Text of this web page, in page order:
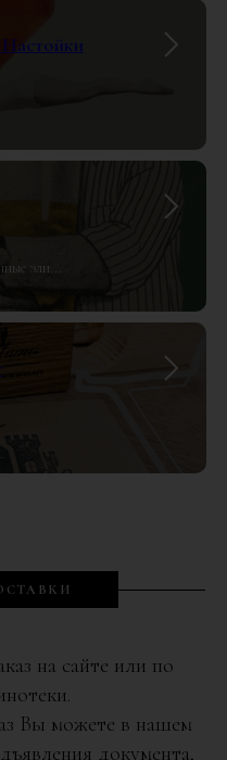
эли...
на сайте или по
Вы можете в нашем
документа,